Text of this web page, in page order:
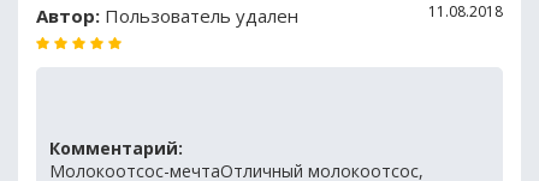
Автор: Пользователь удален 11.08.2018
Комментарий:
Молокоотсос-мечтаОтличный молокоотсос,